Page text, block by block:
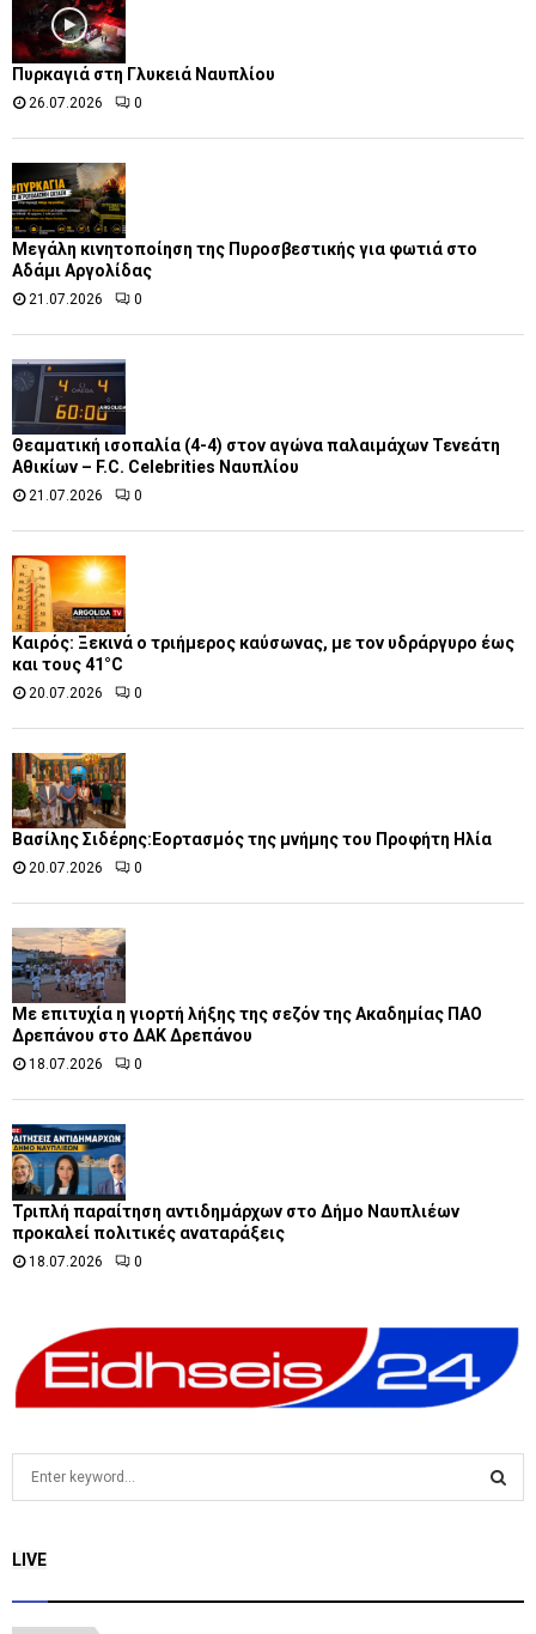
Πυρκαγιά στη Γλυκειά Ναυπλίου
26.07.2026 0
Μεγάλη κινητοποίηση της Πυροσβεστικής για φωτιά στο
Αδάμι Αργολίδας
21.07.2026 0
Θεαματική ισοπαλία (4-4) στον αγώνα παλαιμάχων Τενεάτη
Αθικίων – F.C. Celebrities Ναυπλίου
21.07.2026 0
Καιρός: Ξεκινά ο τριήμερος καύσωνας, με τον υδράργυρο έως
και τους 41°C
20.07.2026 0
Βασίλης Σιδέρης:Εορτασμός της μνήμης του Προφήτη Ηλία
20.07.2026 0
Με επιτυχία η γιορτή λήξης της σεζόν της Ακαδημίας ΠΑΟ
Δρεπάνου στο ΔΑΚ Δρεπάνου
18.07.2026 0
Τριπλή παραίτηση αντιδημάρχων στο Δήμο Ναυπλιέων
προκαλεί πολιτικές αναταράξεις
18.07.2026 0
cLIVE